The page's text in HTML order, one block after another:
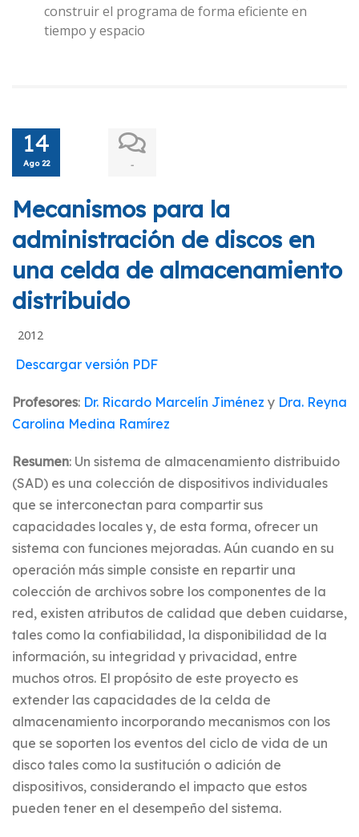
construir el programa de forma eficiente en
tiempo y espacio
14
Ago 22 -
Mecanismos para la
administración de discos en
una celda de almacenamiento
distribuido
2012
Descargar versión PDF
Profesores: Dr. Ricardo Marcelín Jiménez y Dra. Reyna
Carolina Medina Ramírez
Resumen: Un sistema de almacenamiento distribuido
(SAD) es una colección de dispositivos individuales
que se interconectan para compartir sus
capacidades locales y, de esta forma, ofrecer un
sistema con funciones mejoradas. Aún cuando en su
operación más simple consiste en repartir una
colección de archivos sobre los componentes de la
red, existen atributos de calidad que deben cuidarse,
tales como la confiabilidad, la disponibilidad de la
información, su integridad y privacidad, entre
muchos otros. El propósito de este proyecto es
extender las capacidades de la celda de
almacenamiento incorporando mecanismos con los
que se soporten los eventos del ciclo de vida de un
disco tales como la sustitución o adición de
dispositivos, considerando el impacto que estos
pueden tener en el desempeño del sistema.